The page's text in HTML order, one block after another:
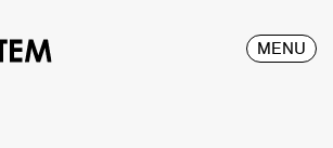
MENU